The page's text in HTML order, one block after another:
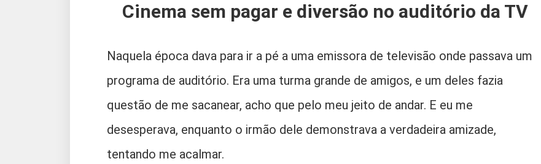
Cinema sem pagar e diversão no auditório da TV
Naquela época dava para ir a pé a uma emissora de televisão onde passava um
programa de auditório. Era uma turma grande de amigos, e um deles fazia
questão de me sacanear, acho que pelo meu jeito de andar. E eu me
desesperava, enquanto o irmão dele demonstrava a verdadeira amizade,
tentando me acalmar.